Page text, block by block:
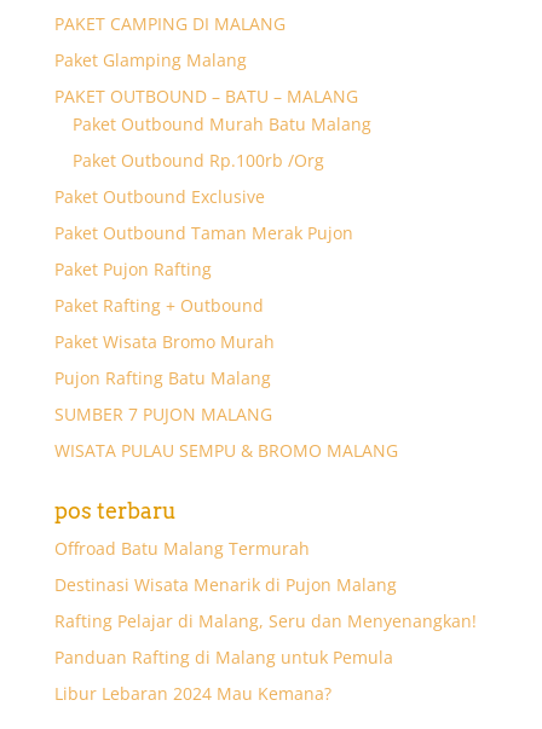
PAKET CAMPING DI MALANG
Paket Glamping Malang
PAKET OUTBOUND – BATU – MALANG
Paket Outbound Murah Batu Malang
Paket Outbound Rp.100rb /Org
Paket Outbound Exclusive
Paket Outbound Taman Merak Pujon
Paket Pujon Rafting
Paket Rafting + Outbound
Paket Wisata Bromo Murah
Pujon Rafting Batu Malang
SUMBER 7 PUJON MALANG
WISATA PULAU SEMPU & BROMO MALANG
pos terbaru
Offroad Batu Malang Termurah
Destinasi Wisata Menarik di Pujon Malang
Rafting Pelajar di Malang, Seru dan Menyenangkan!
Panduan Rafting di Malang untuk Pemula
Libur Lebaran 2024 Mau Kemana?